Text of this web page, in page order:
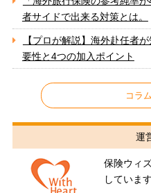
者サイドで出来る対策とは。
【プロが解説】海外赴任者
要性と4つの加入ポイント
コラ
運
保険ウィ
しています